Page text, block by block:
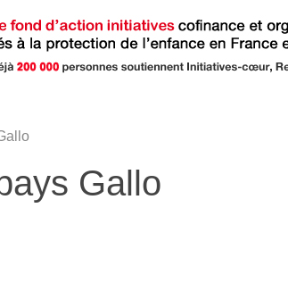
Gallo